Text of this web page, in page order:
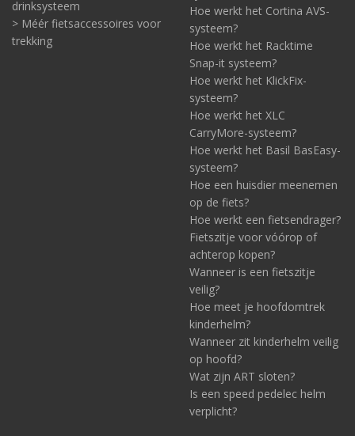
drinksysteem
> Méér fietsaccessoires voor
trekking
Hoe werkt het Cortina AVS-
systeem?
Hoe werkt het Racktime
Snap-it systeem?
Hoe werkt het KlickFix-
systeem?
Hoe werkt het XLC
CarryMore-systeem?
Hoe werkt het Basil BasEasy-
systeem?
Hoe een huisdier meenemen
op de fiets?
Hoe werkt een fietsendrager?
Fietszitje voor vóórop of
achterop kopen?
Wanneer is een fietszitje
veilig?
Hoe meet je hoofdomtrek
kinderhelm?
Wanneer zit kinderhelm veilig
op hoofd?
Wat zijn ART sloten?
Is een speed pedelec helm
verplicht?